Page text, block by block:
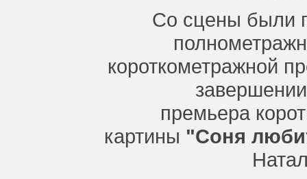
Со сцены были
короткометражной
премьера
картины "Соня